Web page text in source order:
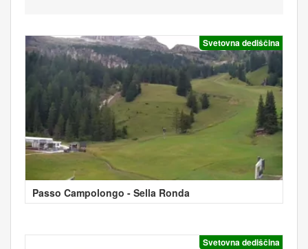
Svetovna dediščina
Passo Campolongo - Sella Ronda
Svetovna dediščina